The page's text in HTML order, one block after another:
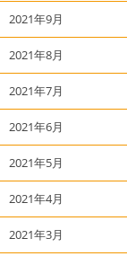
2021年9月
2021年8月
2021年7月
2021年6月
2021年5月
2021年4月
2021年3月